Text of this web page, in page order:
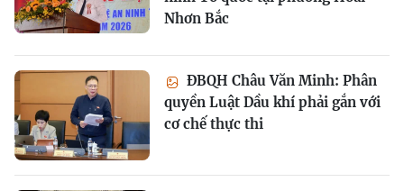
Nhơn Bắc
ĐBQH Châu Văn Minh: Phân
quyền Luật Dầu khí phải gắn với
cơ chế thực thi